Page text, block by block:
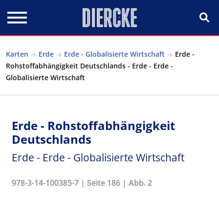
Karten Erde Erde - Globalisierte Wirtschaft
Erde -
Rohstoffabhängigkeit Deutschlands - Erde - Erde -
Globalisierte Wirtschaft
Erde - Rohstoffabhängigkeit
Deutschlands
Erde - Erde - Globalisierte Wirtschaft
978-3-14-100385-7 | Seite 186 | Abb. 2